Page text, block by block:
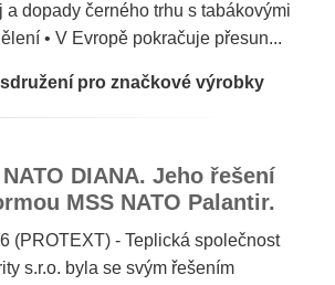
dopady černého trhu s tabákovými
• V Evropě pokračuje přesun...
pro značkové výrobky
DIANA. Jeho řešení
MSS NATO Palantir.
(PROTEXT) - Teplická společnost
s.r.o. byla se svým řešením